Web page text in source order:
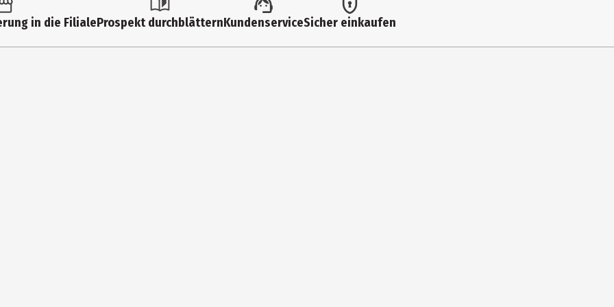
in die FilialeProspekt durchblätternKundenserviceSicher einkaufen